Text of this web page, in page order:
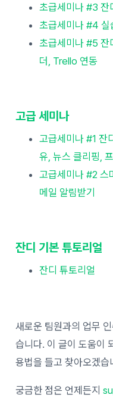
초급세미나 #3 잔
초급세미나 #4 실
초급세미나 #5 잔
더, Trello 연동
고급 세미나
고급세미나 #1 잔
유, 뉴스 클리핑,
고급세미나 #2 스
메일 알림받기
잔디 기본 튜토리얼
잔디 튜토리얼
새로운 팀원과의 업무
습니다. 이 글이 도움이
용법을 들고 찾아오겠습
궁금한 점은 언제든지